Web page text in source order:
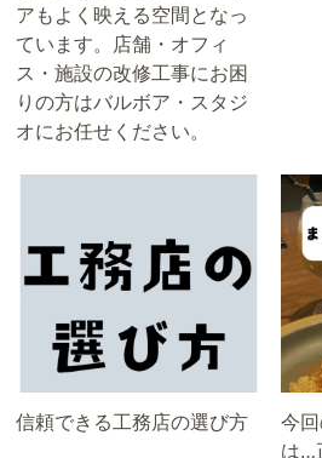
アもよく映える空間となっ
ています。店舗・オフィ
ス・施設の改修工事にお困
りの方はバルボア・スタジ
オにお任せください。
信頼できる工務店の選び方
今
は…